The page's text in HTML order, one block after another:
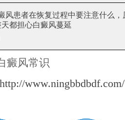
风患者在恢复过程中要注意什么
都担心白癜风蔓延
癜风常识
http://